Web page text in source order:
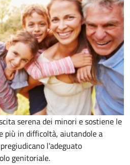
serena dei minori e sostiene le
più in difficoltà, aiutandole a
l’adeguato
genitoriale.